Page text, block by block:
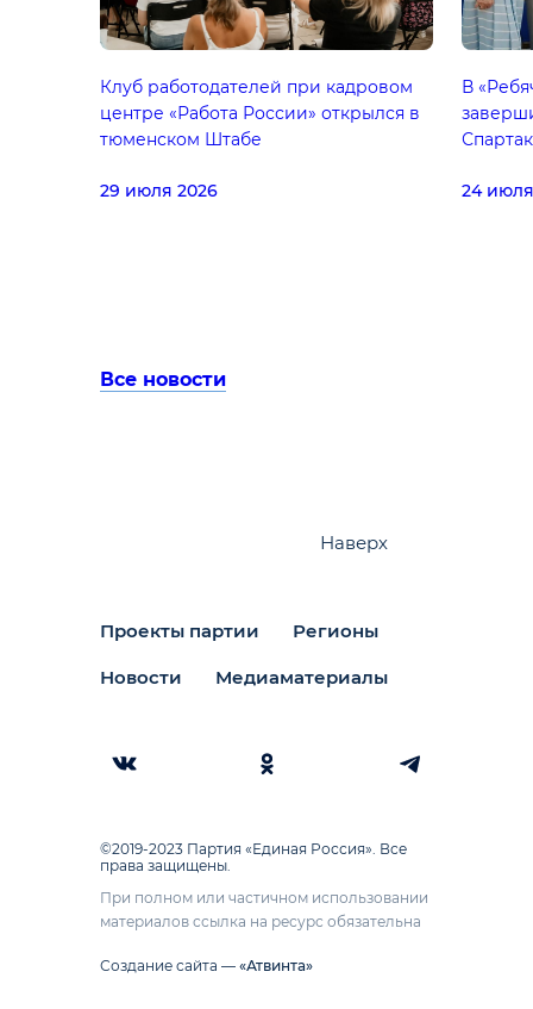
Клуб работодателей при кадровом
центре «Работа России» открылся в
тюменском Штабе
29 июля 2026
В
24
Все новости
Проекты партии Регионы
Новости Медиаматериалы
Наверх
©2019-2023 Партия «Единая Россия». Все
права защищены.
При полном или частичном использовании
материалов ссылка на ресурс обязательна
Создание сайта — «Атвинта»